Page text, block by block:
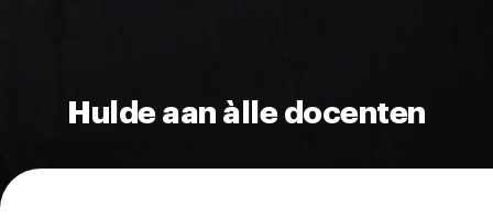
Hulde aan àlle docenten